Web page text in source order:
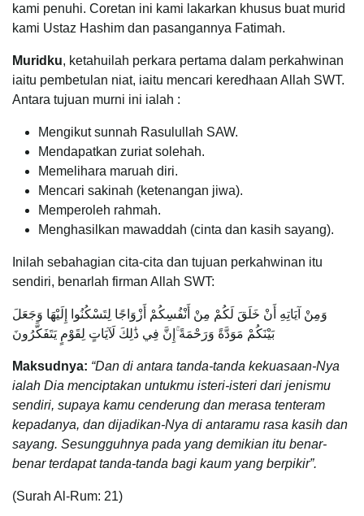
kami penuhi. Coretan ini kami lakarkan khusus buat murid
kami Ustaz Hashim dan pasangannya Fatimah.
Muridku, ketahuilah perkara pertama dalam perkahwinan
iaitu pembetulan niat, iaitu mencari keredhaan Allah SWT.
Antara tujuan murni ini ialah :
Mengikut sunnah Rasulullah SAW.
Mendapatkan zuriat solehah.
Memelihara maruah diri.
Mencari sakinah (ketenangan jiwa).
Memperoleh rahmah.
Menghasilkan mawaddah (cinta dan kasih sayang).
Inilah sebahagian cita-cita dan tujuan perkahwinan itu
sendiri, benarlah firman Allah SWT:
وَمِنْ آيَاتِهِ أَنْ خَلَقَ لَكُمْ مِنْ أَنْفُسِكُمْ أَزْوَاجًا لِتَسْكُنُوا إِلَيْهَا وَجَعَلَ
بَيْنَكُمْ مَوَدَّةً وَرَحْمَةً ۚإِنَّ فِي ذَٰلِكَ لَآيَاتٍ لِقَوْمٍ يَتَفَكَّرُونَ
Maksudnya: “Dan di antara tanda-tanda kekuasaan-Nya
ialah Dia menciptakan untukmu isteri-isteri dari jenismu
sendiri, supaya kamu cenderung dan merasa tenteram
kepadanya, dan dijadikan-Nya di antaramu rasa kasih dan
sayang. Sesungguhnya pada yang demikian itu benar-
benar terdapat tanda-tanda bagi kaum yang berpikir”.
(Surah Al-Rum: 21)